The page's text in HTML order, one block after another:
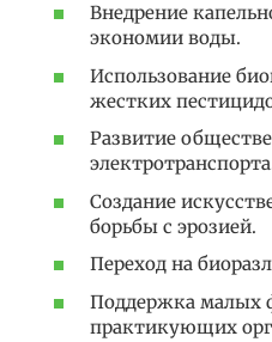
Внедрение
экономии воды.
Использование
жестких
Развитие
Создание
борьбы с эрозией.
Переход на
Поддержка малых
практикующих